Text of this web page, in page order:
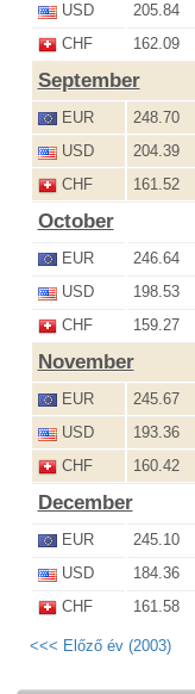
USD
205.84
CHF
162.09
September
EUR 248.70
USD
204.39
CHF
161.52
October
EUR 246.64
USD
198.53
CHF
159.27
November
EUR 245.67
USD
193.36
CHF
160.42
December
EUR 245.10
USD
184.36
CHF
161.58
<<< Előző év (2003)